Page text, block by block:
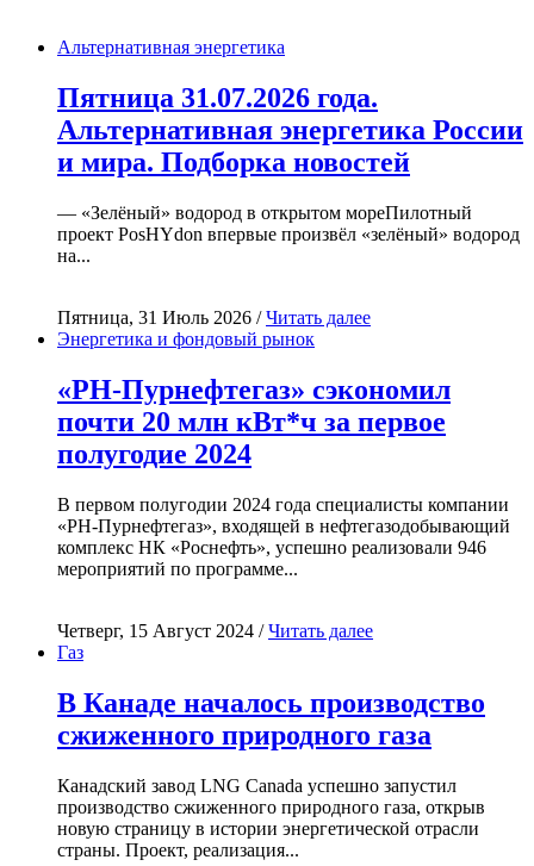
Альтернативная энергетика
Пятница 31.07.2026 года.
Альтернативная энергетика России
и мира. Подборка новостей
— «Зелёный» водород в открытом мореПилотный
проект PosHYdon впервые произвёл «зелёный» водород
на...
Пятница, 31 Июль 2026 /Читать далее
Энергетика и фондовый рынок
«РН-Пурнефтегаз» сэкономил
почти 20 млн кВт*ч за первое
полугодие 2024
В первом полугодии 2024 года специалисты компании
«РН-Пурнефтегаз», входящей в нефтегазодобывающий
комплекс НК «Роснефть», успешно реализовали 946
мероприятий по программе...
Четверг, 15 Август 2024 /Читать далее
Газ
В Канаде началось производство
сжиженного природного газа
Канадский завод LNG Canada успешно запустил
производство сжиженного природного газа, открыв
новую страницу в истории энергетической отрасли
страны. Проект, реализация...